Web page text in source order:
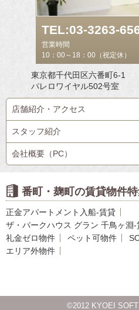
TEL:03-3263-
営業時間
10：00～18：00（祝定休）
東京都千代田区六番町6-1
パレロワイヤル502号室
店舗紹介・アクセス
スタッフ紹介
会社概要（PC）
番町・麹町の賃貸物件
正金アパートメント入船-賃貸
ザ・パークハウス グラン 千鳥ヶ淵-
礼金ゼロ物件
ペット可物件
エリア外物件
©2012 KYOEI SOFT